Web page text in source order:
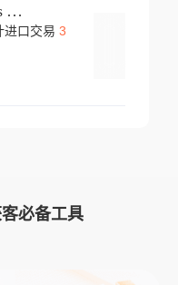
Dpm Draexlmaier Partes Automotrices Corr Ind Huejotzingo
进口交易 3
必备工具